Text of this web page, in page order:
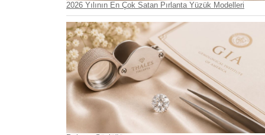
2026 Yılının En Çok Satan Pırlanta Yüzük Modelleri